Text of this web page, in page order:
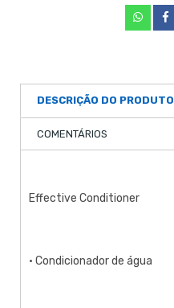
DESCRIÇÃO DO PRODUTO
COMENTÁRIOS
Effective Conditioner
• Condicionador de água